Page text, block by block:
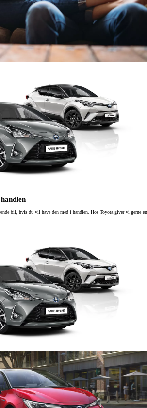
bil, hvis du vil have den med i handlen. Hos Toyota giver vi gerne en